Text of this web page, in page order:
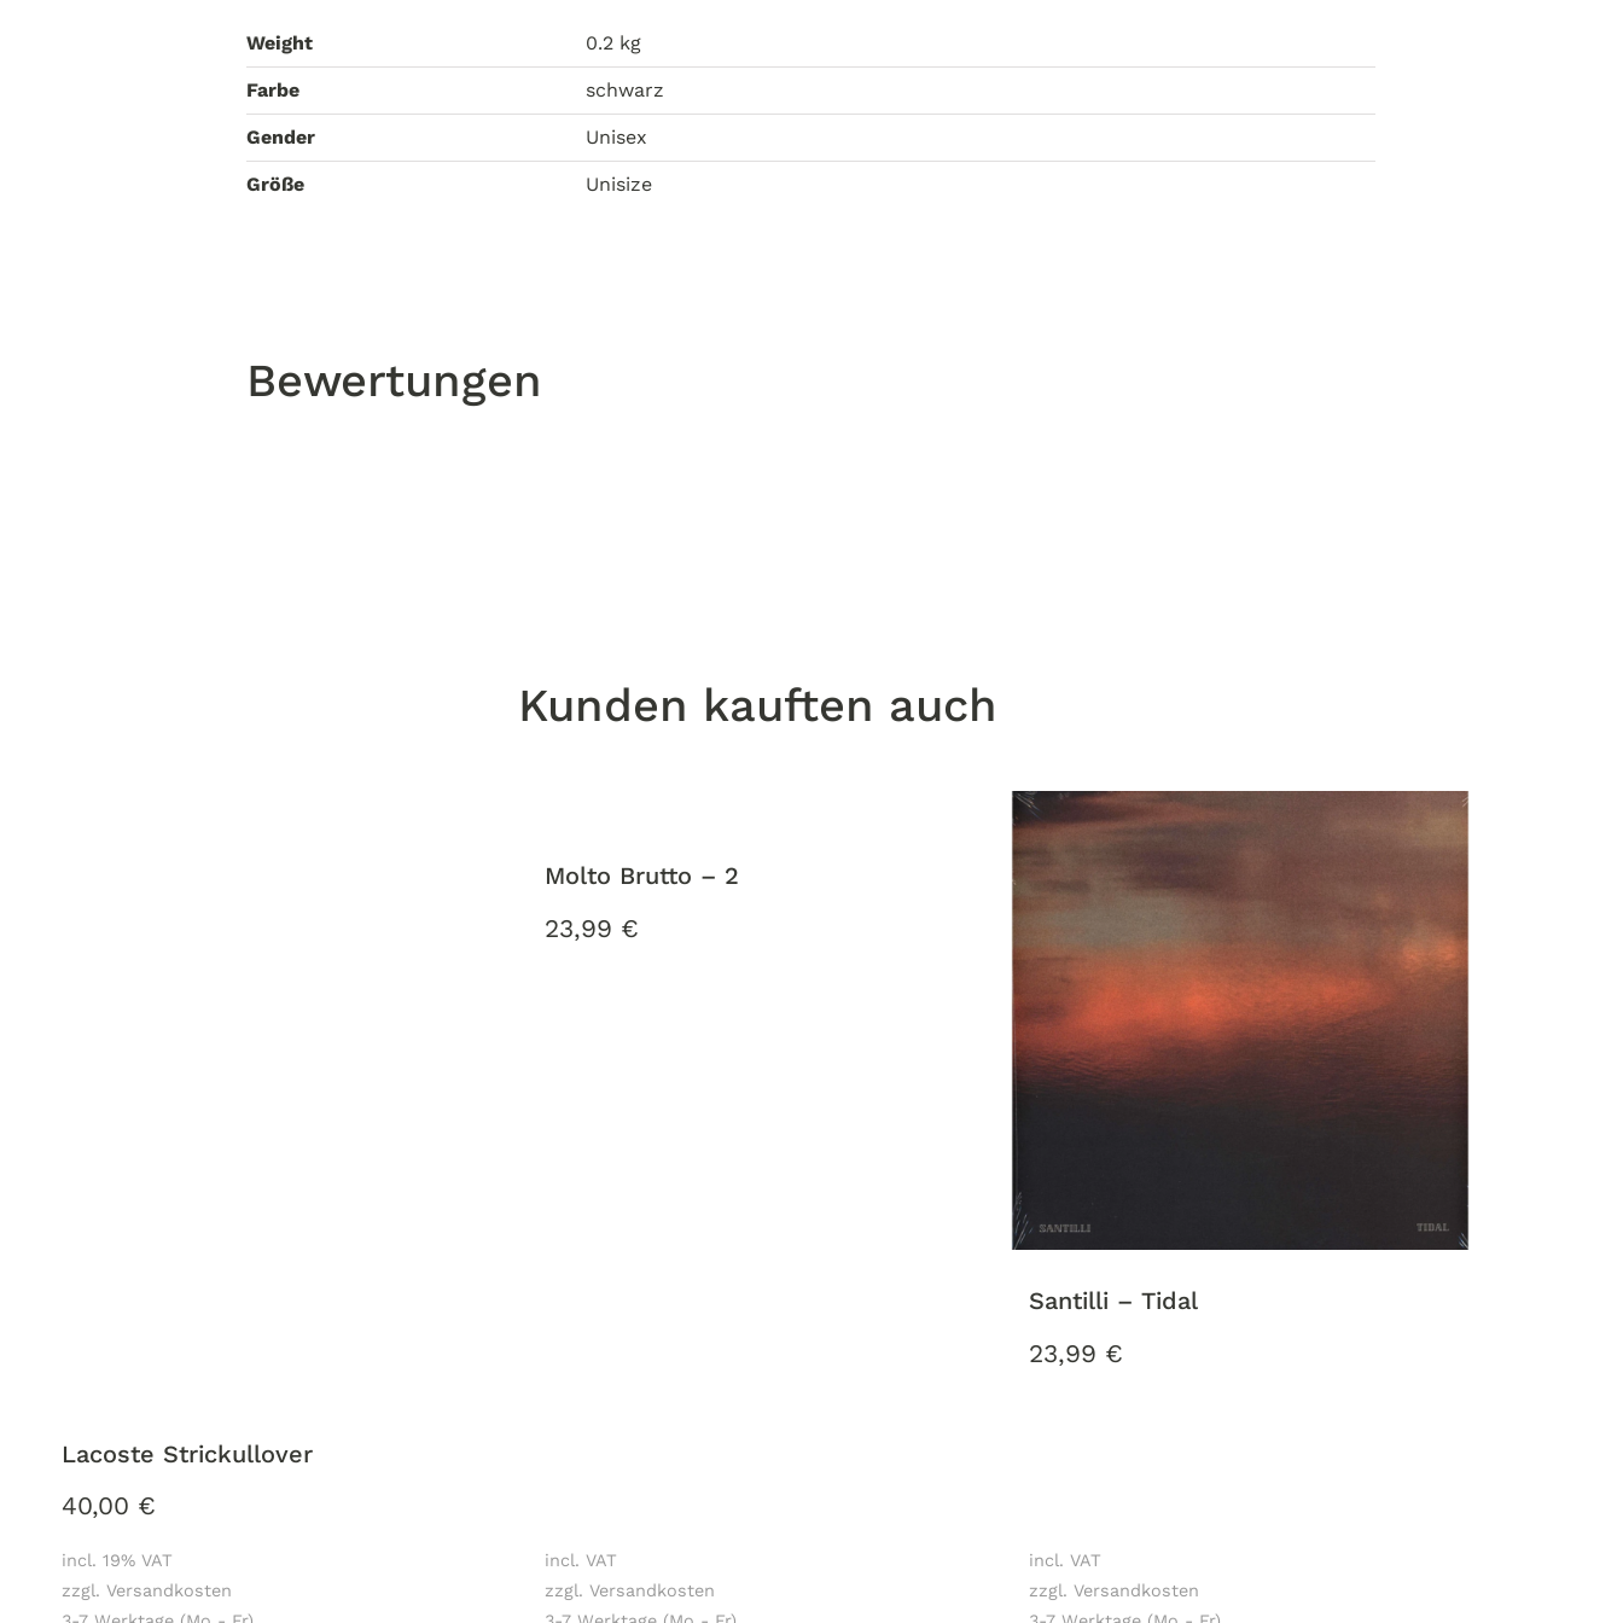
Weight 0.2 kg
Farbe schwarz
Gender Unisex
Größe Unisize
Bewertungen
Kunden kauften auch
Lacoste Strickullover
40,00 €
incl. 19% VAT
zzgl. Versandkosten
Molto Brutto – 2
23,99 €
incl. VAT
zzgl. Versandkosten
Santilli – Tidal
23,99 €
incl. VAT
zzgl. Versandkosten